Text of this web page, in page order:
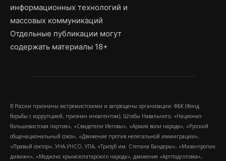
информационных технологий и
массовых коммуникаций
Отдельные публикации могут
содержать материалы 18+
В России признаны экстремистскими и запрещены организации: ФБК (Фонд
борьбы с коррупцией, признан иноагентом), Штабы Навального, «Национал-
большевистская партия», «Свидетели Иеговы», «Армия воли народа», «Русский
общенациональный союз», «Движение против нелегальной иммиграции»,
«Правый сектор», УНА-УНСО, УПА, «Тризуб им. Степана Бандеры», «Мизантропик
дивижн», «Меджлис крымскотатарского народа», движение «Артподготовка»,